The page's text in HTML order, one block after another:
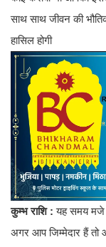
साथ साथ जीवन की
हासिल होगी
कुम्भ राशि : यह समय मजे
अगर आप जिम्मेदार हैं तो